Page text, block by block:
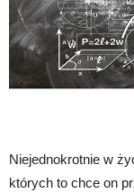
Niejednokrotnie w
których to chce on